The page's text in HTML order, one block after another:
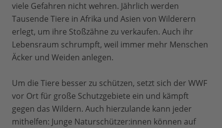
viele Gefahren nicht wehren. Jährlich werden
Tausende Tiere in Afrika und Asien von Wilderern
erlegt, um ihre Stoßzähne zu verkaufen. Auch ihr
Lebensraum schrumpft, weil immer mehr Menschen
Äcker und Weiden anlegen.
Um die Tiere besser zu schützen, setzt sich der WWF
vor Ort für große Schutzgebiete ein und kämpft
gegen das Wildern. Auch hierzulande kann jeder
mithelfen: Junge Naturschützer:innen können auf